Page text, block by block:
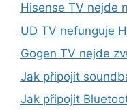
Hisense TV nejde
UD TV nefunguje
Gogen TV nejde
Jak připojit
Jak připojit